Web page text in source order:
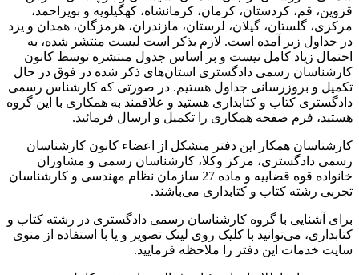
قزوین، قم، کردستان، کرمان، کرمانشاه، کهگیلویه و بویراحمد،
مرکزی، گلستان، گیلان، لرستان، مازندران، هرمزگان، همدان و یزد
در جداول زیر آمده است. لازم بذکر است لیست منتشر شده، به
احتمال زیاد کامل نیست و بر اساس جدول منتشره توسط کانون
کارشناسان رسمی دادگستری استان‌های ذکر شده در فوق در حال
تکمیل و بروزرسانی جداول هستیم. در صورتی که کارشناس رسمی
دادگستری کتاب و کتابداری هستید و علاقمند به همکاری با این گروه
هستید، فرم صفحه همکاری را تکمیل و ارسال فرمائید.
کارشناسان همکار این دفتر متشکل از اعضاء کانون کارشناسان
رسمی دادگستری، مرکز وکلا، کارشناسان رسمی و مشاوران
خانواده قوه قضاییه و ماده 27 سازمان نظام مهندسی و کارشناسان
تجربی رشته کتاب و کتابداری می‌باشند.
برای آشنایی با گروه کارشناسان رسمی دادگستری در رشته کتاب و
کتابداری، می‌توانید با کلیک روی لینک تصویر و یا با استفاده از منوی
سایت خدمات این دفتر را ملاحظه فرمایید.